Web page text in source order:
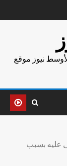
نيوز موقع
عليه بسبب